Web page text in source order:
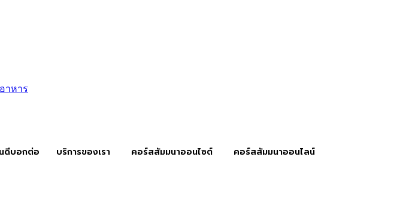
ดีบอกต่อ บริการของเรา คอร์สสัมมนาออนไซต์ คอร์สสัมมนาออนไลน์